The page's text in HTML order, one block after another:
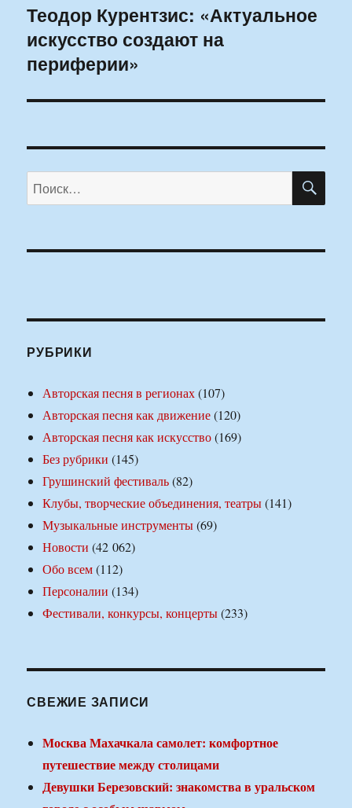
Следующая
запись:
Теодор Курентзис: «Актуальное
искусство создают на
периферии»
Искать:
РУБРИКИ
Авторская песня в регионах(107)
Авторская песня как движение(120)
Авторская песня как искусство(169)
Без рубрики (145)
Грушинский фестиваль(82)
Клубы, творческие объединения, театры(141)
Музыкальные инструменты(69)
Новости (42 062)
Обо всем(112)
Персоналии (134)
Фестивали, конкурсы, концерты(233)
СВЕЖИЕ ЗАПИСИ
Москва Махачкала самолет: комфортное
путешествие между столицами
Девушки Березовский: знакомства в уральском